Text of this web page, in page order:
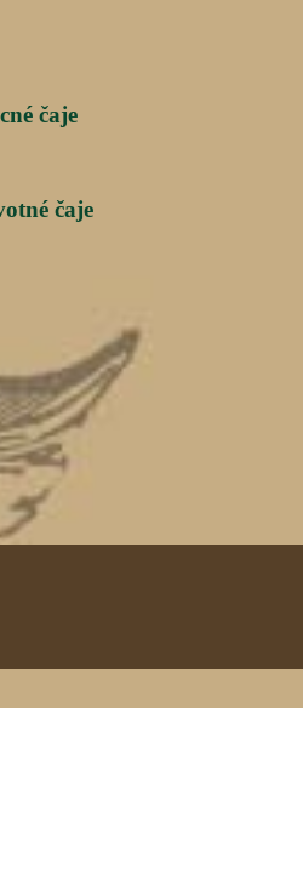
čaje
čaje